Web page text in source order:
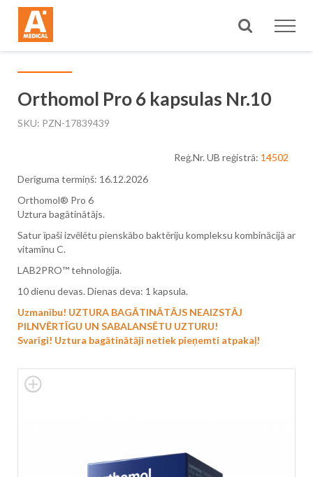
Meklēt
Orthomol Pro 6 kapsulas Nr.10
SKU PZN-17839439
Reģ.Nr. UB reģistrā: 14502
Derīguma termiņš: 16.12.2026
Orthomol® Pro 6
Uztura bagātinātājs.
Satur īpaši izvēlētu pienskābo baktēriju kompleksu kombinācijā ar
vitamīnu C.
LAB2PRO™ tehnoloģija.
10 dienu devas. Dienas deva: 1 kapsula.
Uzmanību! UZTURA BAGĀTINĀTĀJS NEAIZSTĀJ
PILNVĒRTĪGU UN SABALANSĒTU UZTURU!
Svarīgi! Uztura bagātinātāji netiek pieņemti atpakaļ!
Skip
to